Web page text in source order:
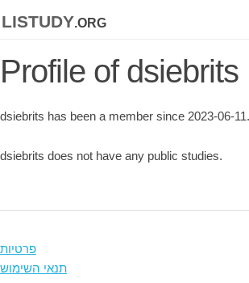
listudy.org
Profile of dsiebrits
dsiebrits has been a member since 2023-06-11.
dsiebrits does not have any public studies.
פרטיות
תנאי השימוש